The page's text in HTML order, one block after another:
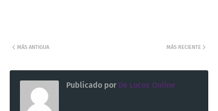
MÁS RECIENTE
MÁS ANTIGUA
Publicado por De Locos Online